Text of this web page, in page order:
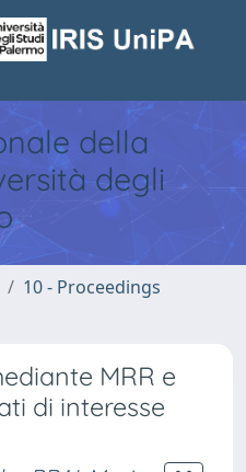
della
degli
10 - Proceedings
MRR e
di interesse